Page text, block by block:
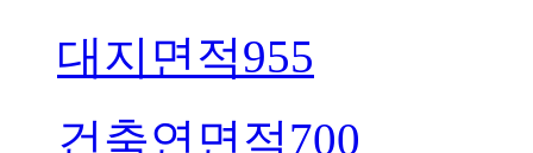
대지면적955
건축연면적700